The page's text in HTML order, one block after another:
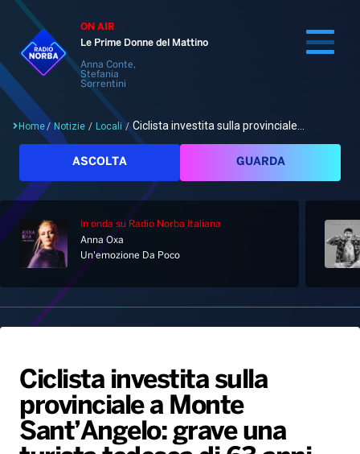
ON AIR
Le Prime Donne del Mattino
Anna Conte,
Stefania
Sorrentini
Cerca
Home
Palinsesto
Hit Dance
Giochi&Concorsi
PALATOUR
Notizie
Locali
Musica e Spettacolo
Sport
Playlist
Generale
Novità
Notiziario
Interviste
Gallery
Radio Norba News TV
Voce al Bari
Home/ Notizie / Locali / Ciclista investita sulla provinciale...
ASCOLTA GUARDA
In onda su Radio Norba Italiana
Anna Oxa
Un'emozione Da Poco
Ciclista investita sulla
provinciale a Monte
Sant’Angelo: grave una